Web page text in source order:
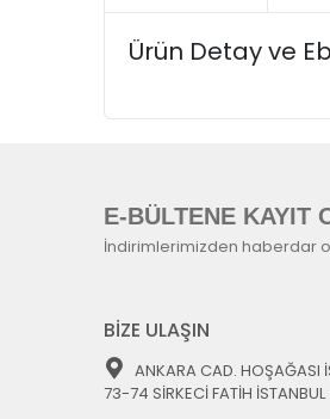
Ürün Detay ve
E-BÜLTENE KAYIT
İndirimlerimizden haberdar
BİZE ULAŞIN
ANKARA CAD. HOŞAĞASI
73-74 SİRKECİ FATİH İSTANBUL